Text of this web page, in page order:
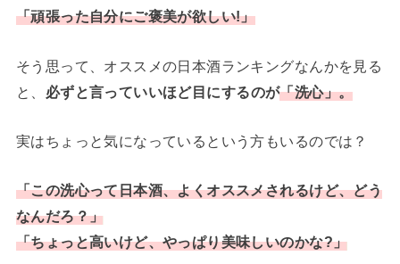
「頑張った自分にご褒美が欲しい!」
そう思って、オススメの日本酒ランキングなんかを見る
と、 必ずと言っていいほど目にするのが「洗心」。
実はちょっと気になっているという方もいるのでは？
「この洗心って日本酒、よくオススメされるけど、どう
なんだろ？」
「ちょっと高いけど、やっぱり美味しいのかな?」